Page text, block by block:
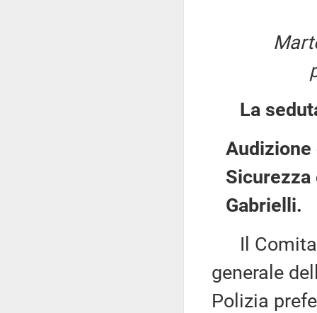
La
Audizione
Sicurezza
Gabrielli.
Il
generale
Polizia